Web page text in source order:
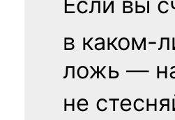
Если вы
в каком-
ложь —
не